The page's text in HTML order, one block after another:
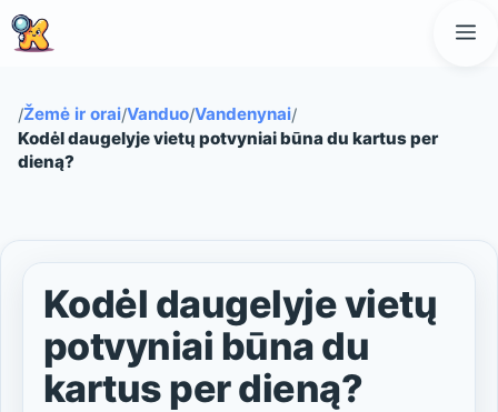
Pereiti
prie
/Žemė ir orai/Vanduo/Vandenynai/
Kodėl daugelyje vietų potvyniai būna du kartus per
dieną?
Kodėl daugelyje vietų
potvyniai būna du
kartus per dieną?